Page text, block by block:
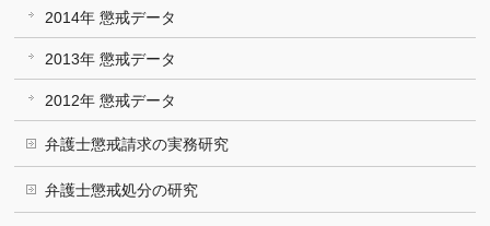
2014年 懲戒データ
2013年 懲戒データ
2012年 懲戒データ
弁護士懲戒請求の実務研究
弁護士懲戒処分の研究